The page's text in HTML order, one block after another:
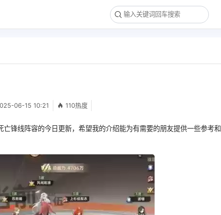
06-15 10:21 110热度
亡锋线阵容的今日更新，希望我的介绍能为有需要的朋友提供一些参考和